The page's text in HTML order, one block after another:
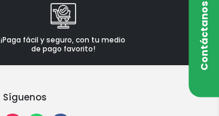
¡Paga fácil y seguro, con tu medio
de pago favorito!
Contáctanos
Síguenos